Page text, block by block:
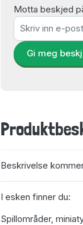
Motta beskjed
Gi meg
Beskrivelse
I esken finner du:
Spillområder,